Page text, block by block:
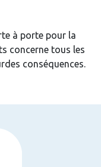
à porte pour la
concerne tous les
conséquences.